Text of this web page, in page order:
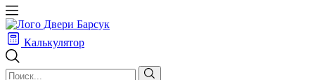
Калькулятор